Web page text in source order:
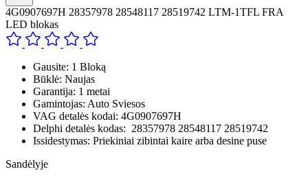
4G0907697H 28357978 28548117 28519742 LTM-1TFL FRA
LED blokas
Gausite: 1 Bloką
Būklė: Naujas
Garantija: 1 metai
Gamintojas: Auto Sviesos
VAG detalės kodai: 4G0907697H
Delphi detalės kodas: 28357978 28548117 28519742
Issidestymas: Priekiniai zibintai kaire arba desine puse
Sandėlyje